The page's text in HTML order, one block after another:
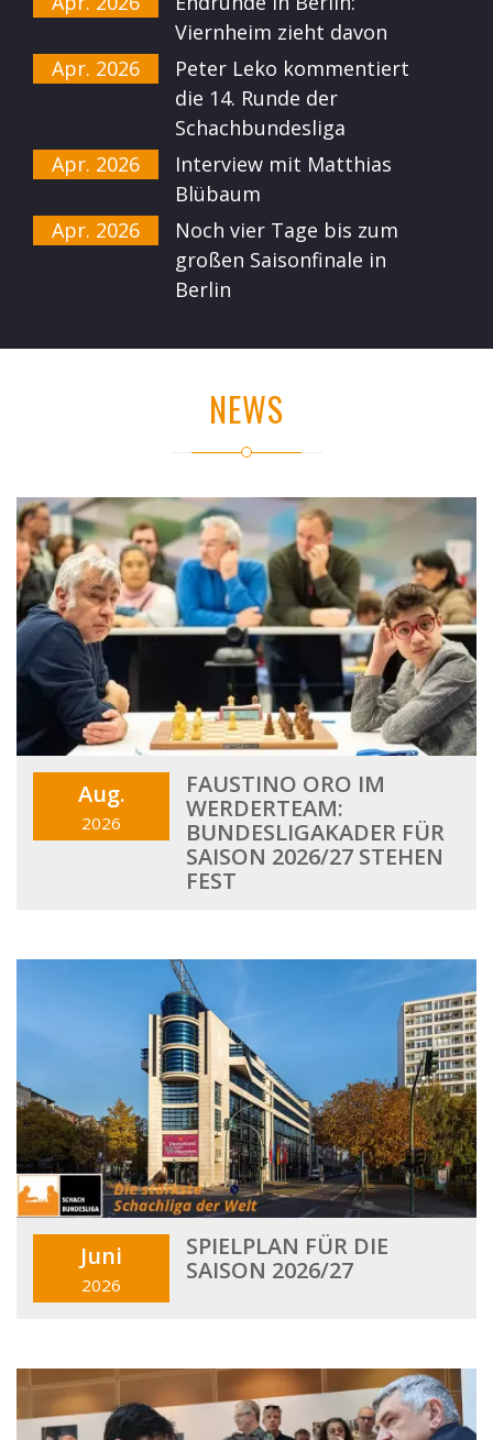
Viernheim zieht davon
Apr. 2026
Peter Leko kommentiert
die 14. Runde der
Schachbundesliga
Apr. 2026
Interview mit Matthias
Blübaum
Apr. 2026
Noch vier Tage bis zum
großen Saisonfinale in
Berlin
NEWS
Aug.
2026
FAUSTINO ORO IM
WERDERTEAM:
BUNDESLIGAKADER FÜR
SAISON 2026/27 STEHEN
FEST
Juni
2026
SPIELPLAN FÜR DIE
SAISON 2026/27